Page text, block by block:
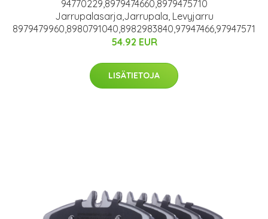
94770229,8979474660,8979475710
Jarrupalasarja,Jarrupala, Levyjarru
8979479960,8980791040,8982983840,97947466,97947571
54.92 EUR
LISÄTIETOJA